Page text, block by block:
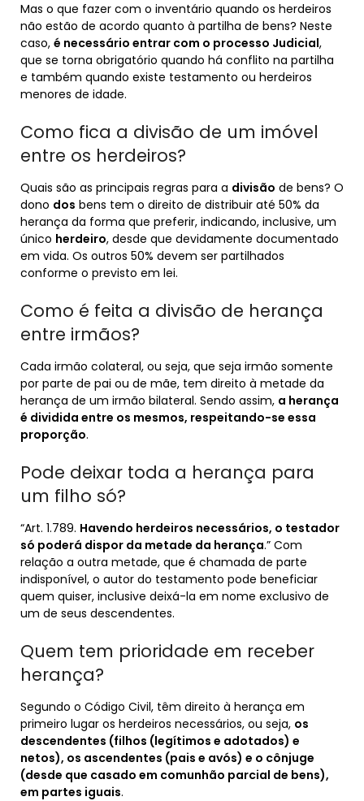
Mas o que fazer com o inventário quando os herdeiros
não estão de acordo quanto à partilha de bens? Neste
caso, é necessário entrar com o processo Judicial,
que se torna obrigatório quando há conflito na partilha
e também quando existe testamento ou herdeiros
menores de idade.
Como fica a divisão de um imóvel
entre os herdeiros?
Quais são as principais regras para a divisão de bens? O
dono dos bens tem o direito de distribuir até 50% da
herança da forma que preferir, indicando, inclusive, um
único herdeiro, desde que devidamente documentado
em vida. Os outros 50% devem ser partilhados
conforme o previsto em lei.
Como é feita a divisão de herança
entre irmãos?
Cada irmão colateral, ou seja, que seja irmão somente
por parte de pai ou de mãe, tem direito à metade da
herança de um irmão bilateral. Sendo assim, a herança
é dividida entre os mesmos, respeitando-se essa
proporção.
Pode deixar toda a herança para
um filho só?
“Art. 1.789. Havendo herdeiros necessários, o testador
só poderá dispor da metade da herança.” Com
relação a outra metade, que é chamada de parte
indisponível, o autor do testamento pode beneficiar
quem quiser, inclusive deixá-la em nome exclusivo de
um de seus descendentes.
Quem tem prioridade em receber
herança?
Segundo o Código Civil, têm direito à herança em
primeiro lugar os herdeiros necessários, ou seja, os
descendentes (filhos (legítimos e adotados) e
netos), os ascendentes (pais e avós) e o cônjuge
(desde que casado em comunhão parcial de bens),
em partes iguais.